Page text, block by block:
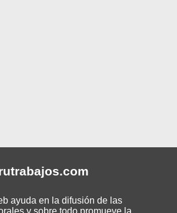
.com
ayuda en la difusión de las
y sobre todo promueve la